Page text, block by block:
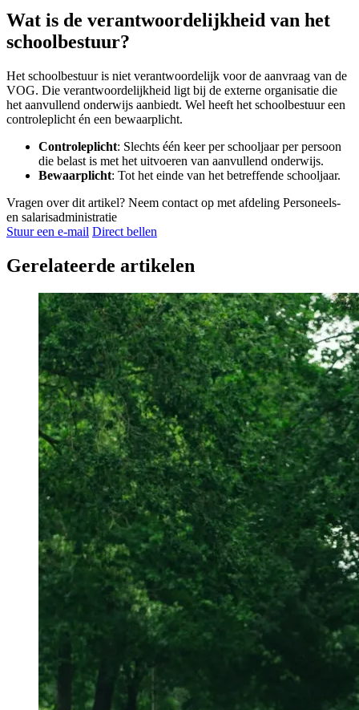
Wat is de verantwoordelijkheid van het
schoolbestuur?
Het schoolbestuur is niet verantwoordelijk voor de aanvraag van de
VOG. Die verantwoordelijkheid ligt bij de externe organisatie die
het aanvullend onderwijs aanbiedt. Wel heeft het schoolbestuur een
controleplicht én een bewaarplicht.
Controleplicht: Slechts één keer per schooljaar per persoon
die belast is met het uitvoeren van aanvullend onderwijs.
Bewaarplicht: Tot het einde van het betreffende schooljaar.
Vragen over dit artikel? Neem contact op met afdeling Personeels-
en salarisadministratie
Stuur een e-mail Direct bellen
Gerelateerde artikelen